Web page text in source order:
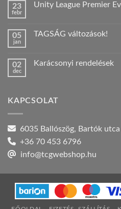
Nyári
23
febr
Unity League Premier
Unity
bejegyzéshez
05
jan
TAGSÁG változások!
TAGSÁG
02
dec
Karácsonyi rendelések
rendelések
KAPCSOLAT
6035 Ballószög, Bartók utca
+36 70 453 6796
info@tcgwebshop.hu